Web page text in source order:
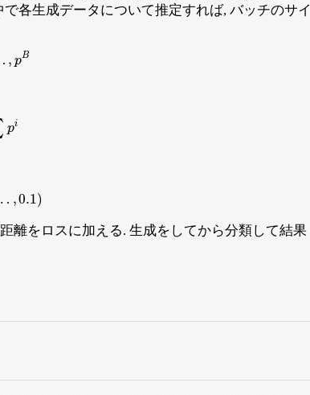
各生成データについて推定すれば, バッチのサイ
B
0.1 )
離をロスに加える. 生成をしてから分類して結果